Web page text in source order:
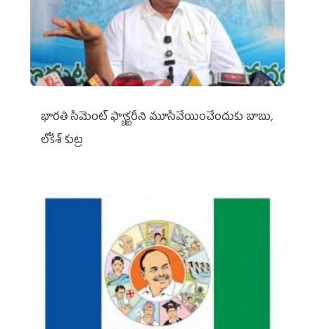
భారతి సిమెంట్ ఫ్యాక్టరీని మూసివేయించేందుకు బాబు,
లోకేశ్ కుట్ర